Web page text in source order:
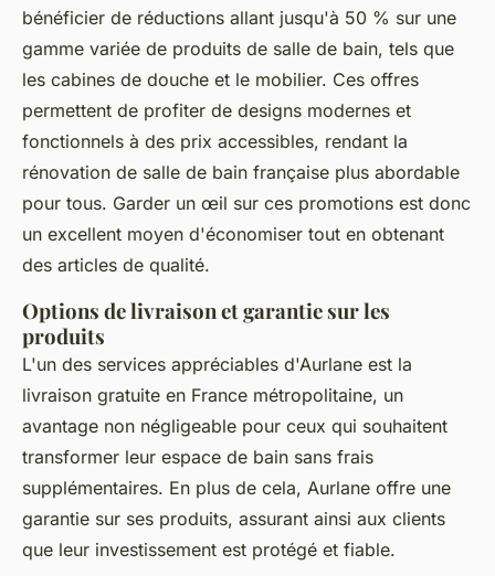
bénéficier de réductions allant jusqu'à 50 % sur une
gamme variée de produits de salle de bain, tels que
les cabines de douche et le mobilier. Ces offres
permettent de profiter de designs modernes et
fonctionnels à des prix accessibles, rendant la
rénovation de salle de bain française plus abordable
pour tous. Garder un œil sur ces promotions est donc
un excellent moyen d'économiser tout en obtenant
des articles de qualité.
Options de livraison et garantie sur les
produits
L'un des services appréciables d'Aurlane est la
livraison gratuite en France métropolitaine, un
avantage non négligeable pour ceux qui souhaitent
transformer leur espace de bain sans frais
supplémentaires. En plus de cela, Aurlane offre une
garantie sur ses produits, assurant ainsi aux clients
que leur investissement est protégé et fiable.